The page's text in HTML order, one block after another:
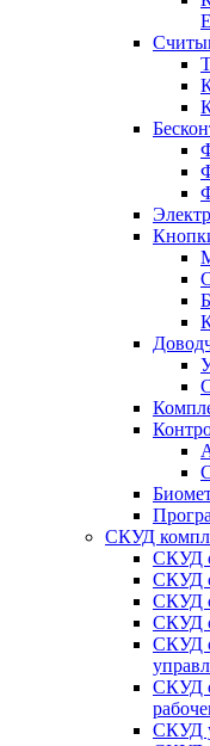
СКУД
СКУД
СКУД
СКУД
СКУД
СКУД
СКУД
СКУД